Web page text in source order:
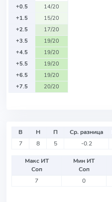
+0.5
14/20
+1.5
15/20
+2.5
17/20
+3.5
19/20
+4.5
19/20
+5.5
19/20
+6.5
19/20
+7.5
20/20
В Н П Ср. разница
7
8 5 -0.2
Макс ИТ
Соп
Мин ИТ
Соп
7
0